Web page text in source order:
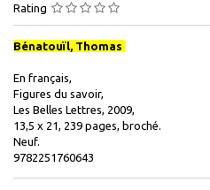
Rating
Bénatouïl, Thomas
En français,
Figures du savoir,
Les Belles Lettres, 2009,
13,5 x 21, 239 pages, broché.
Neuf.
9782251760643